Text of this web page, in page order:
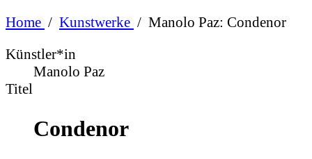
Home / Kunstwerke / Manolo Paz: Condenor
Künstler*in
Manolo Paz
Titel
Condenor